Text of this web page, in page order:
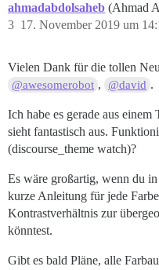
ahmadabdolsaheb (Ahmad
17. November 2019 um
3
Vielen Dank für die tollen
@awesomerobot , @david .
Ich habe es gerade aus
sieht fantastisch aus.
(discourse_theme watch)?
Es wäre großartig, wenn du
kurze Anleitung für jede
Kontrastverhältnis zur
könntest.
Gibt es bald Pläne, alle